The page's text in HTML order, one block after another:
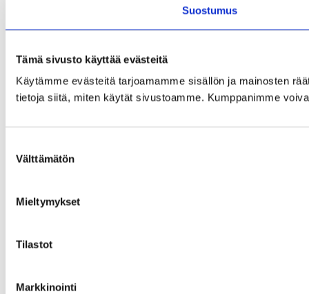
Suostumus
Tämä sivusto käyttää evästeitä
Käytämme evästeitä tarjoamamme sisällön ja mainosten
tietoja siitä, miten käytät sivustoamme. Kumppanimme
valinta
Välttämätön
Mieltymykset
Tilastot
Markkinointi